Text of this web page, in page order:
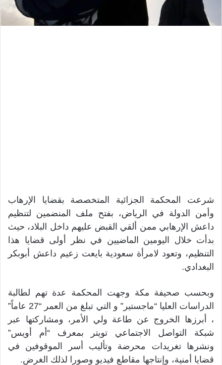
شرعت المحكمة الجزائية المتخصصة بقضايا الإرهاب
وأمن الدولة في الرياض، بفتح ملف المنضمين لتنظيم
داعش الإرهابي ممن ألقي القبض عليهم داخل البلاد، حيث
بدأت خلال اليومين الماضيين في نظر أولى قضايا هذا
التنظيم، وتعود لامرأة سعودية بايعت زعيم داعش أبوبكر
البغدادي.
وبحسب صحيفة مكة وجهت المحكمة عدة تهم لطالبة
الدراسات العليا “ماجستير” و التي تبلغ من العمر “27 عاماً”
، أبرزها الخروج عن طاعة ولي الأمر، ومشاركتها عبر
شبكة التواصل الاجتماعي تويتر بمعرف “أم أويس”
ونشرها تغريدات محرضة وتأليب أسر الموقوفين في
قضايا أمنية، وإنتاجها مقاطع فيديو وصورا لذلك الغرض.